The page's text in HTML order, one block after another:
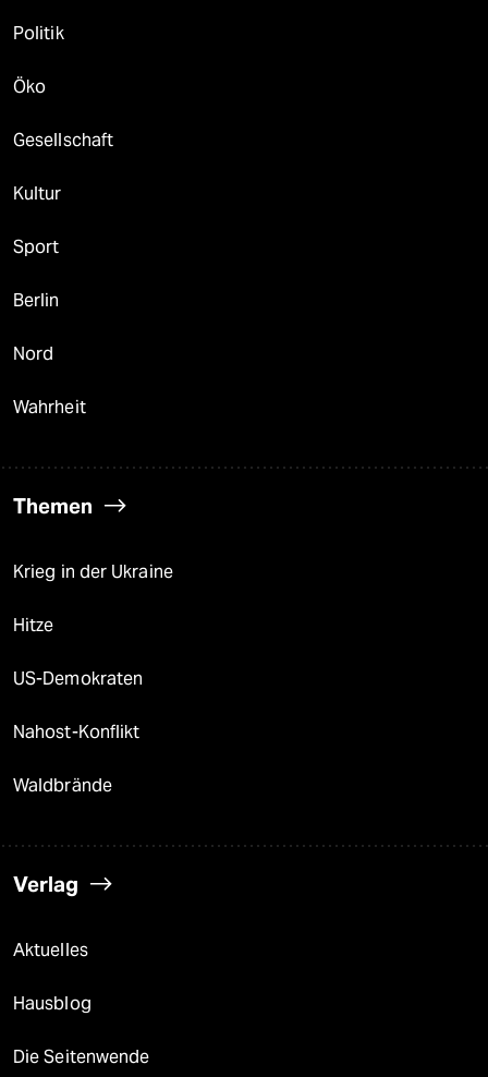
Politik
Öko
Gesellschaft
Kultur
Sport
Berlin
Nord
Wahrheit
Themen
Krieg in der Ukraine
Hitze
US-Demokraten
Nahost-Konflikt
Waldbrände
Verlag
Aktuelles
Hausblog
Die Seitenwende